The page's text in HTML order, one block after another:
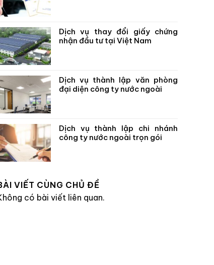
Dịch vụ thay đổi giấy chứng
nhận đầu tư tại Việt Nam
Dịch vụ thành lập văn phòng
đại diện công ty nước ngoài
Dịch vụ thành lập chi nhánh
công ty nước ngoài trọn gói
VIẾT CÙNG CHỦ ĐỀ
có bài viết liên quan.